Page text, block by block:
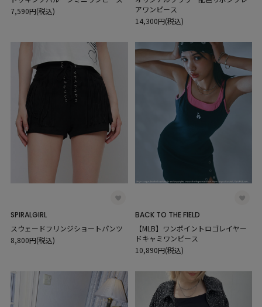
7,590円(税込)
アワンピース
14,300円(税込)
SPIRALGIRL
スウェードフリンジショートパンツ
8,800円(税込)
BACK TO THE FIELD
【MLB】ワンポイントロゴレイヤー
ドキャミワンピース
10,890円(税込)